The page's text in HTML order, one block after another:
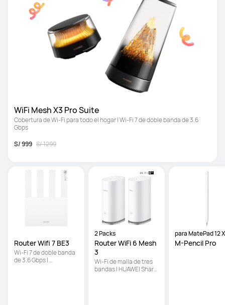
Cobertura de Wi-Fi para todo el hogar | Wi-Fi 7 de doble banda de 3.6
Gbps
S/ 999 S/ 1299
Router Wifi 7 BE3
Wi-Fi 7 de doble banda
de 3.6 Gbps |
2 Packs
Router WiFi 6 Mesh
3
Wi-Fi de malla de tres
bandas | HUAWEI Share
para MatePad 12 X
2025
M-Pencil Pro